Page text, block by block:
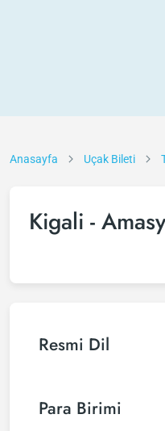
Anasayfa Uçak Bileti
Kigali -
Resmi Dil
Para Birimi